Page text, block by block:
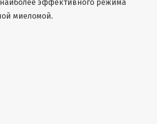
эффективного режима
миеломой.